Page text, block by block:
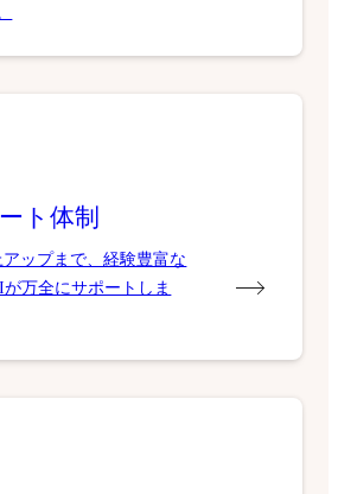
ト体制
ップまで、経験豊富な
万全にサポートしま